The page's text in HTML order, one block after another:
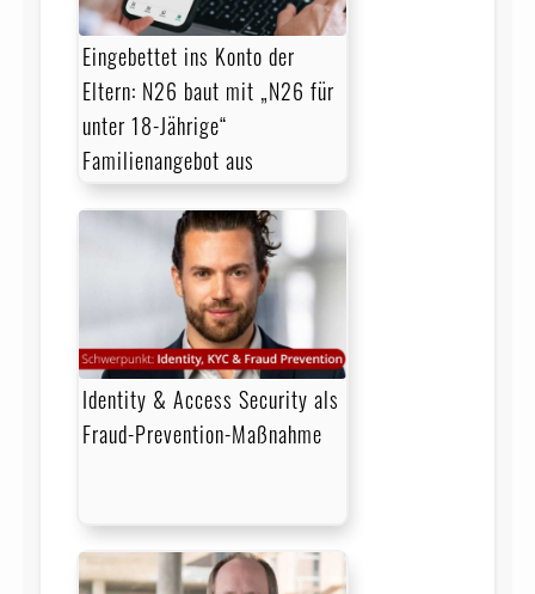
Eingebettet ins Konto der
Eltern: N26 baut mit „N26 für
unter 18-Jährige“
Familienangebot aus
Identity & Access Security als
Fraud-Prevention-Maßnahme